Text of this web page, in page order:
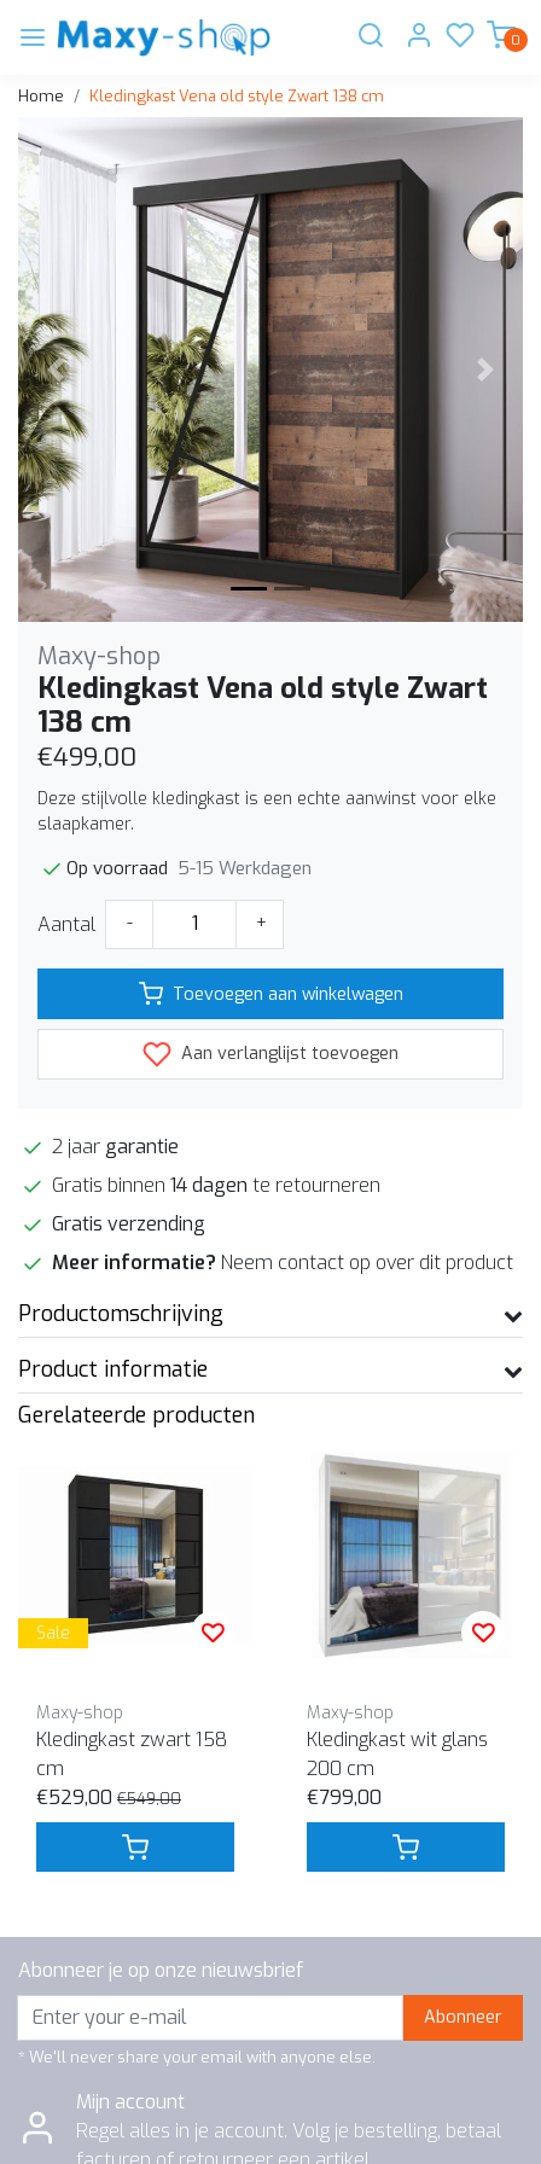
0
Home Kledingkast Vena old style Zwart 138 cm
Vorige
Maxy-shop
Kledingkast Vena old style Zwart
138 cm
€499,00
Deze stijlvolle kledingkast is een echte aanwinst voor elke
slaapkamer.
Op voorraad 5-15 Werkdagen
Aantal - +
Toevoegen aan winkelwagen
Aan verlanglijst toevoegen
2 jaar garantie
Gratis binnen 14 dagen te retourneren
Gratis verzending
Meer informatie? Neem contact op over dit product
Productomschrijving
Product informatie
Gerelateerde producten
Sale
Maxy-shop
Kledingkast zwart 158
cm
€529,00 €549,00
Maxy-shop
Kledingkast wit glans
200 cm
€799,00
Abonneer je op onze nieuwsbrief
Abonneer
* We'll never share your email with anyone else.
Mijn account
Regel alles in je account. Volg je bestelling, betaal